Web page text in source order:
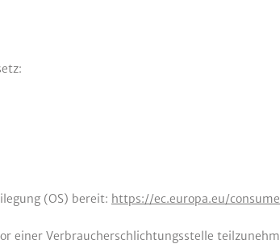
(OS) bereit: https://ec.europa.eu/
einer Verbraucherschlichtungsstelle